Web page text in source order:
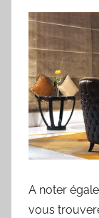
A noter
vous